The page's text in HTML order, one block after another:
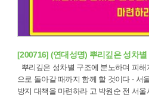
[200716] (연대성명) 뿌리깊은 성차
으로 돌아갈 때까지 함께 할 것이다 - 서
방지 대책을 마련하라 고 박원